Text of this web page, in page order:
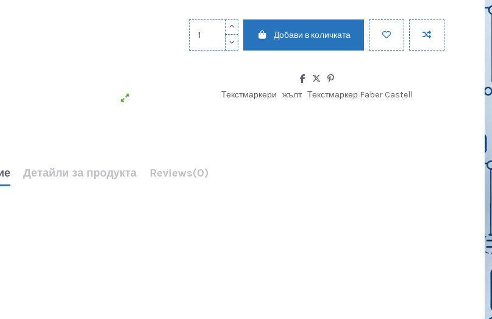
Добави в количката
Текстмаркери жълт Текстмаркер Faber Castell
Детайли за продукта Reviews(0)